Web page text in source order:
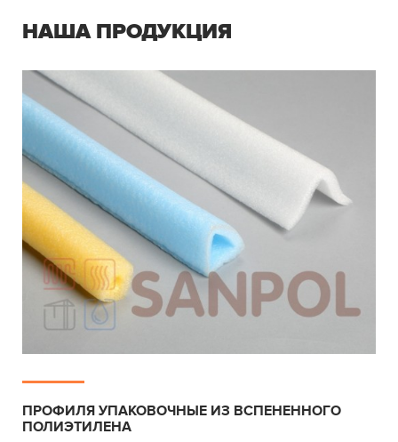
НАША ПРОДУКЦИЯ
ПРОФИЛЯ УПАКОВОЧНЫЕ ИЗ ВСПЕНЕННОГО
ПОЛИЭТИЛЕНА